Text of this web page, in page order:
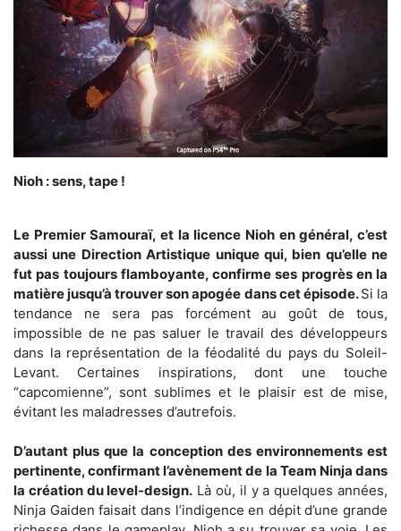
Nioh : sens, tape !
Le Premier Samouraï, et la licence Nioh en général, c’est
aussi une Direction Artistique unique qui, bien qu’elle ne
fut pas toujours flamboyante, confirme ses progrès en la
matière jusqu’à trouver son apogée dans cet épisode.Si la
tendance ne sera pas forcément au goût de tous,
impossible de ne pas saluer le travail des développeurs
dans la représentation de la féodalité du pays du Soleil-
Levant. Certaines inspirations, dont une touche
“capcomienne”, sont sublimes et le plaisir est de mise,
évitant les maladresses d’autrefois.
D’autant plus que la conception des environnements est
pertinente, confirmant l’avènement de la Team Ninja dans
la création du level-design. Là où, il y a quelques années,
Ninja Gaiden faisait dans l’indigence en dépit d’une grande